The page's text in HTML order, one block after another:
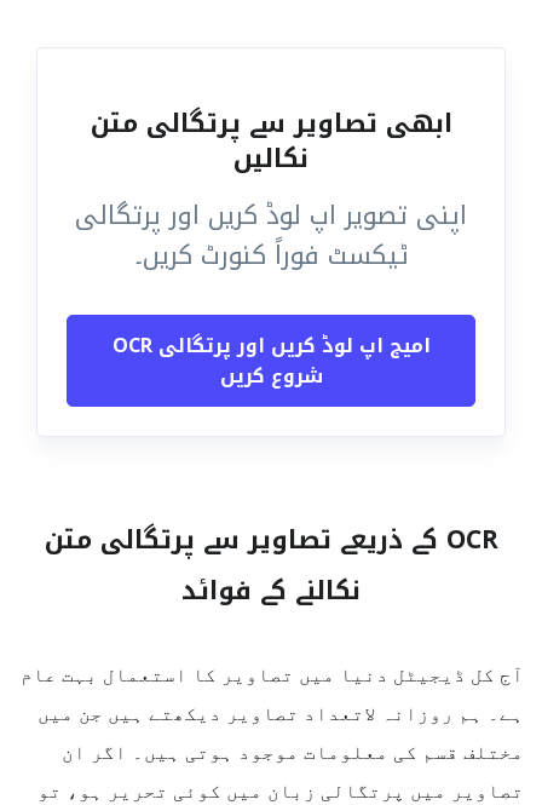
ابھی تصاویر سے پرتگالی متن
نکالیں
اپنی تصویر اپ لوڈ کریں اور پرتگالی
ٹیکسٹ فوراً کنورٹ کریں۔
امیج اپ لوڈ کریں اور پرتگالی OCR
شروع کریں
OCR کے ذریعے تصاویر سے پرتگالی متن
نکالنے کے فوائد
آج کل ڈیجیٹل دنیا میں تصاویر کا استعمال بہت عام
ہے۔ ہم روزانہ لاتعداد تصاویر دیکھتے ہیں جن میں
مختلف قسم کی معلومات موجود ہوتی ہیں۔ اگر ان
تصاویر میں پرتگالی زبان میں کوئی تحریر ہو، تو